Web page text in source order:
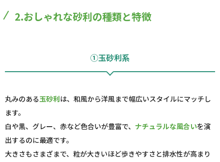
2.おしゃれな砂利の種類と特徴
①玉砂利系
丸みのある玉砂利は、和風から洋風まで幅広いスタイルにマッチし
ます。
白や黒、グレー、赤など色合いが豊富で、 ナチュラルな風合いを演
出するのに最適です。
大きさもさまざまで、粒が大きいほど歩きやすさと排水性が高まり